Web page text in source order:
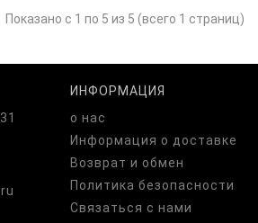
Показано с 1 по 5 из 5 (всего 1 страниц)
ИНФОРМАЦИЯ
о нас
Информация о доставке
Возврат и обмен
Политика безопасности
Связаться с нами